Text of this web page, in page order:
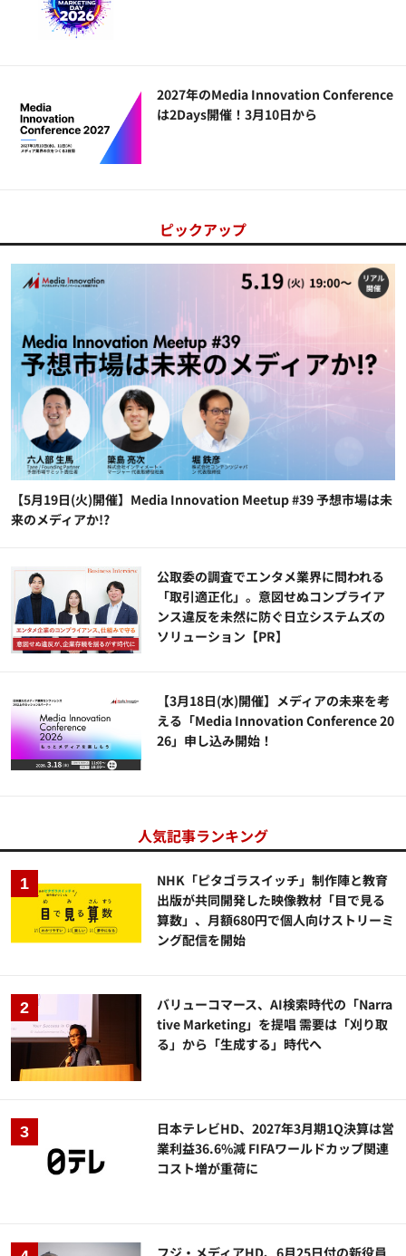
2027年のMedia Innovation Conference
は2Days開催！3月10日から
ピックアップ
【5月19日(火)開催】Media Innovation Meetup #39 予想市場は未
来のメディアか!?
公​​取委の調査でエンタメ業界に問われる
「取引適正化」。意図せぬコンプライア
ンス違反を未然に防ぐ日立システムズの
ソリューション​【PR】
【3月18日(水)開催】メディアの未来を考
える「Media Innovation Conference 20
26」申し込み開始！
人気記事ランキング
NHK「ピタゴラスイッチ」制作陣と教育
出版が共同開発した映像教材「目で見る
算数」、月額680円で個人向けストリーミ
ング配信を開始
バリューコマース、AI検索時代の「Narra
tive Marketing」を提唱 需要は「刈り取
る」から「生成する」時代へ
日本テレビHD、2027年3月期1Q決算は営
業利益36.6%減 FIFAワールドカップ関連
コスト増が重荷に
フジ・メディアHD、6月25日付の新役員